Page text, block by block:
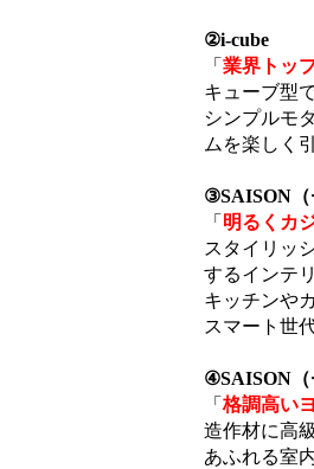
②i-cube
「 業界トッ
キューブ型
シンプルモ
ムを楽しく
③SAISON（
「 明るくカ
スタイリッ
するインテリ
キッチンや
スマート世
④SAISON（
「 格調高い
造作材に高
あふれる室